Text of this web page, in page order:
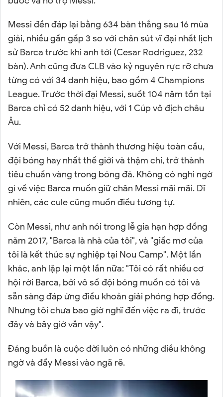
Messi đền đáp lại bằng 634 bàn thắng sau 16 mùa
giải, nhiều gần gấp 3 so với chân sút vĩ đại nhất lịch
sử Barca trước khi anh tới (Cesar Rodriguez, 232
bàn). Anh cũng đưa CLB vào kỷ nguyên rực rỡ chưa
từng có với 34 danh hiệu, bao gồm 4 Champions
League. Trước thời đại Messi, suốt 104 năm tồn tại
Barca chỉ có 52 danh hiệu, với 1 Cúp vô địch châu
Âu.
Với Messi, Barca trở thành thương hiệu toàn cầu,
đội bóng hay nhất thế giới và thậm chí, trở thành
tiêu chuẩn vàng trong bóng đá. Không có nghi ngờ
gì về việc Barca muốn giữ chân Messi mãi mãi. Dĩ
nhiên, các cule cũng muốn điều tương tự.
Còn Messi, như anh nói trong lễ gia hạn hợp đồng
năm 2017, "Barca là nhà của tôi", và "giấc mơ của
tôi là kết thúc sự nghiệp tại Nou Camp". Một lần
khác, anh lặp lại một lần nữa: "Tôi có rất nhiều cơ
hội rời Barca, bởi vô số đội bóng muốn có tôi và
sẵn sàng đáp ứng điều khoản giải phóng hợp đồng.
Nhưng tôi chưa bao giờ nghĩ đến việc ra đi, trước
đây và bây giờ vẫn vậy".
Đáng buồn là cuộc đời luôn có những điều không
ngờ và đẩy Messi vào ngã rẽ.